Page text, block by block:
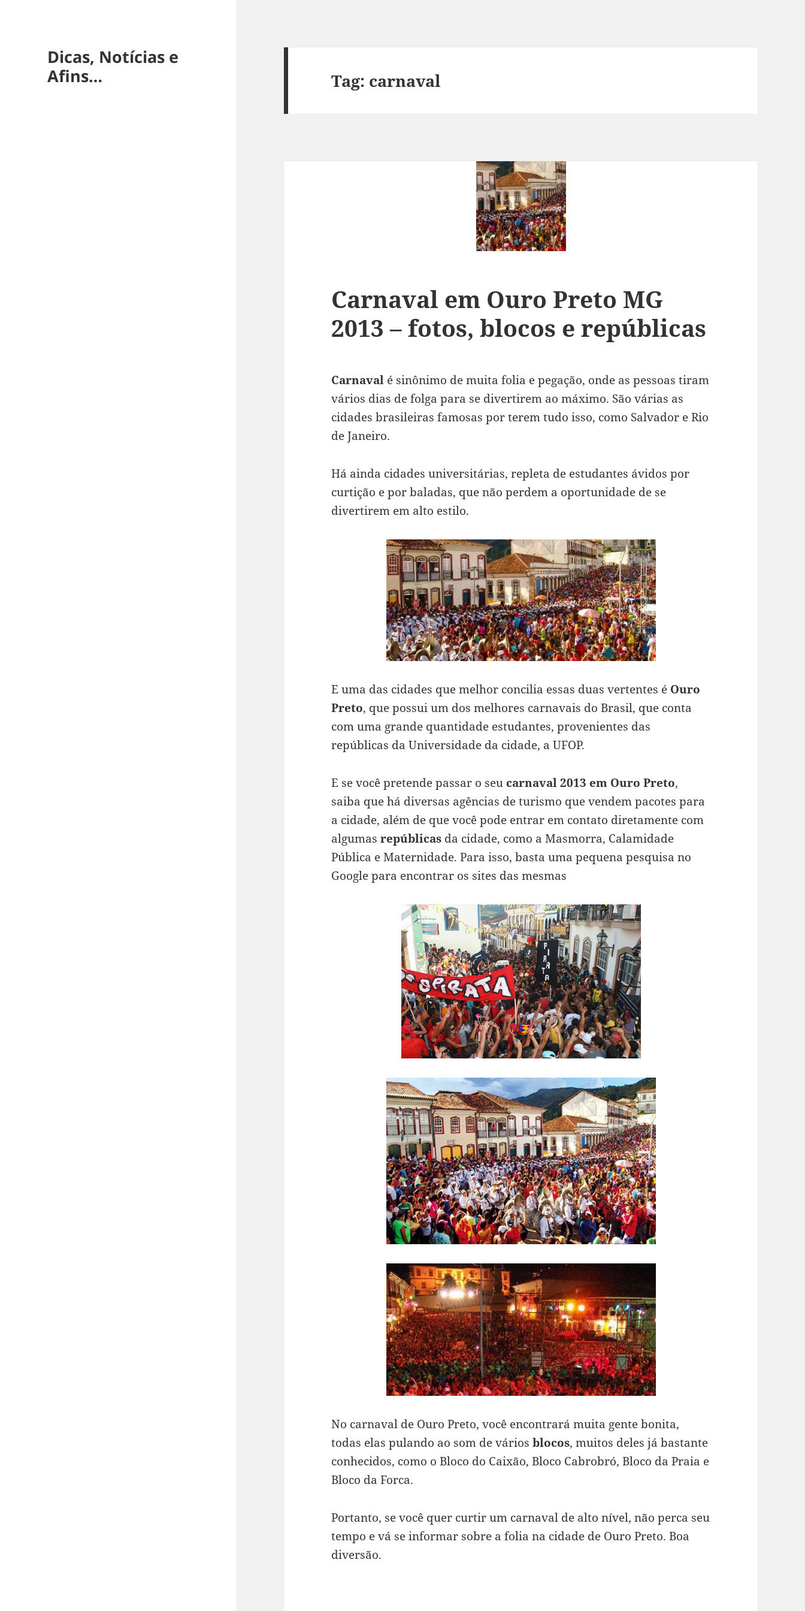
Dicas, Notícias e
Afins…
Tag: carnaval
Carnaval em Ouro Preto MG
2013 – fotos, blocos e repúblicas
Carnaval é sinônimo de muita folia e pegação, onde as pessoas tiram
vários dias de folga para se divertirem ao máximo. São várias as
cidades brasileiras famosas por terem tudo isso, como Salvador e Rio
de Janeiro.
Há ainda cidades universitárias, repleta de estudantes ávidos por
curtição e por baladas, que não perdem a oportunidade de se
divertirem em alto estilo.
E uma das cidades que melhor concilia essas duas vertentes é Ouro
Preto, que possui um dos melhores carnavais do Brasil, que conta
com uma grande quantidade estudantes, provenientes das
repúblicas da Universidade da cidade, a UFOP.
E se você pretende passar o seu carnaval 2013 em Ouro Preto,
saiba que há diversas agências de turismo que vendem pacotes para
a cidade, além de que você pode entrar em contato diretamente com
algumasrepúblicas da cidade, como a Masmorra, Calamidade
Pública e Maternidade. Para isso, basta uma pequena pesquisa no
Google para encontrar os sites das mesmas
No carnaval de Ouro Preto, você encontrará muita gente bonita,
todas elas pulando ao som de váriosblocos, muitos deles já bastante
conhecidos, como o Bloco do Caixão, Bloco Cabrobró, Bloco da Praia e
Bloco da Forca.
Portanto, se você quer curtir um carnaval de alto nível, não perca seu
tempo e vá se informar sobre a folia na cidade de Ouro Preto. Boa
diversão.